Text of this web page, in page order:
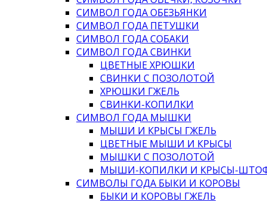
СИМВОЛ ГОДА ОБЕЗЬЯНКИ
СИМВОЛ ГОДА ПЕТУШКИ
СИМВОЛ ГОДА СОБАКИ
СИМВОЛ ГОДА СВИНКИ
ЦВЕТНЫЕ ХРЮШКИ
СВИНКИ С ПОЗОЛОТОЙ
ХРЮШКИ ГЖЕЛЬ
СВИНКИ-КОПИЛКИ
СИМВОЛ ГОДА МЫШКИ
МЫШИ И КРЫСЫ ГЖЕЛЬ
ЦВЕТНЫЕ МЫШИ И КРЫСЫ
МЫШКИ С ПОЗОЛОТОЙ
МЫШИ-КОПИЛКИ И КРЫСЫ-
СИМВОЛЫ ГОДА БЫКИ И КОРОВЫ
БЫКИ И КОРОВЫ ГЖЕЛЬ